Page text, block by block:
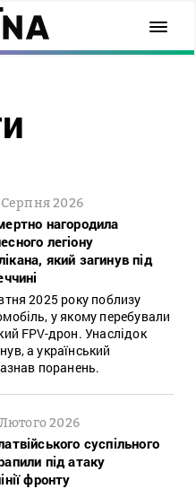
2026
нагородила
легіону
який загинув під
2025 року поблизу
у якому перебували
FPV-дрон. Унаслідок
а український
поранень.
2026
суспільного
під атаку
фронту